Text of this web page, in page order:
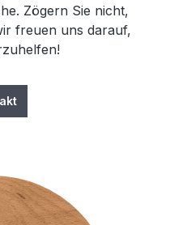
Zögern Sie nicht,
freuen uns darauf,